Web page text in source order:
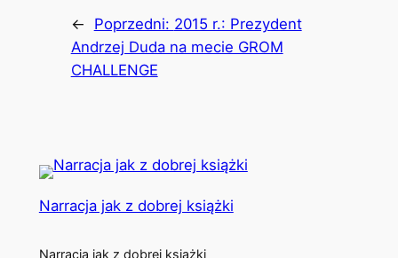
← Poprzedni: 2015 r.: Prezydent
Andrzej Duda na mecie GROM
CHALLENGE
Narracja jak z dobrej książki
Narracja jak z dobrej książki